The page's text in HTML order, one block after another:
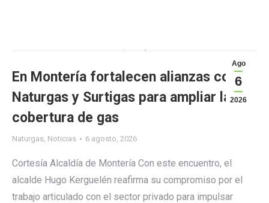
Ago
6
2026
En Montería fortalecen alianzas con
Naturgas y Surtigas para ampliar la
cobertura de gas
Naturgas, Noticias 6 agosto, 2026
Cortesía Alcaldía de Montería Con este encuentro, el
alcalde Hugo Kerguelén reafirma su compromiso por el
trabajo articulado con el sector privado para impulsar